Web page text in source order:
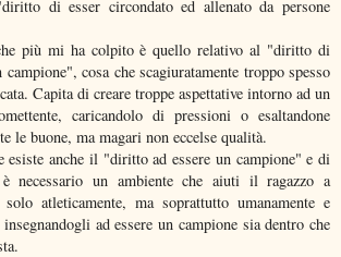
di esser circondato ed allenato da persone
più mi ha colpito è quello relativo al "diritto di
campione", cosa che scagiuratamente troppo spesso
Capita di creare troppe aspettative intorno ad un
caricandolo di pressioni o esaltandone
le buone, ma magari non eccelse qualità.
esiste anche il "diritto ad essere un campione" e di
è necessario un ambiente che aiuti il ragazzo a
solo atleticamente, ma soprattutto umanamente e
ad essere un campione sia dentro che